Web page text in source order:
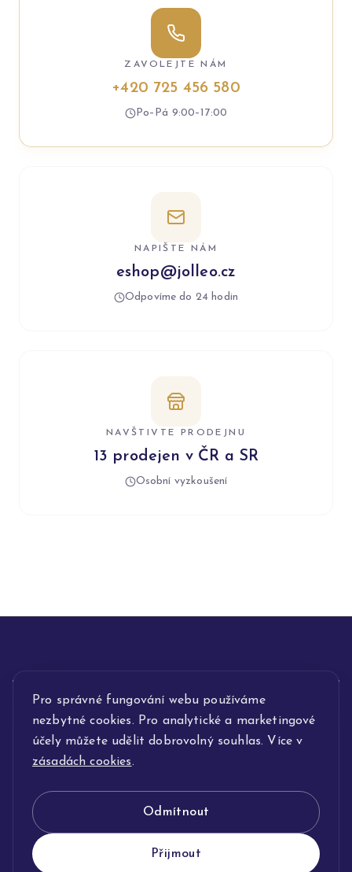
Pro správné fungování webu používáme
nezbytné cookies. Pro analytické a marketingové
účely můžete udělit dobrovolný souhlas. Více v
zásadách cookies.
Odmítnout
Přijmout
ZAVOLEJTE NÁM
+420 725 456 580
Po–Pá 9:00–17:00
NAPIŠTE NÁM
eshop@jolleo.cz
Odpovíme do 24 hodin
NAVŠTIVTE PRODEJNU
13 prodejen v ČR a SR
Osobní vyzkoušení
INFORMACE
POPIS SLUŽEB
KLENOTNICTVÍ JOLLEO